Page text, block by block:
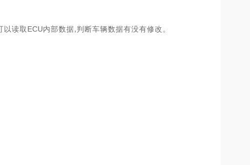
以读取 ECU内部数据,判断车辆数据有没有修改。